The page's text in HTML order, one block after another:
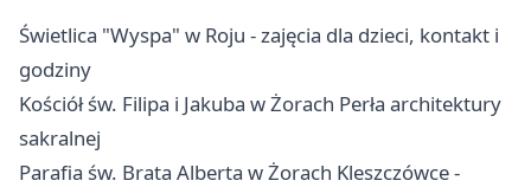
Świetlica "Wyspa" w Roju - zajęcia dla dzieci, kontakt i
godziny
Kościół św. Filipa i Jakuba w Żorach Perła architektury
sakralnej
Parafia św. Brata Alberta w Żorach Kleszczówce -